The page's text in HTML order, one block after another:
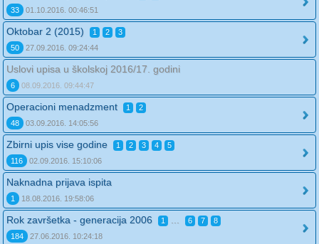
33
01.10.2016. 00:46:51
Oktobar 2 (2015) 1 2
3
50
27.09.2016. 09:24:44
Uslovi upisa u školskoj 2016/17. godini
6 08.09.2016. 09:44:47
Operacioni menadzment 1
2
48
03.09.2016. 14:05:56
Zbirni upis vise godine 1 2 3 4
5
116
02.09.2016. 15:10:06
Naknadna prijava ispita
1 18.08.2016. 19:58:06
Rok završetka - generacija 2006 1 6 7
8
184
27.06.2016. 10:24:18